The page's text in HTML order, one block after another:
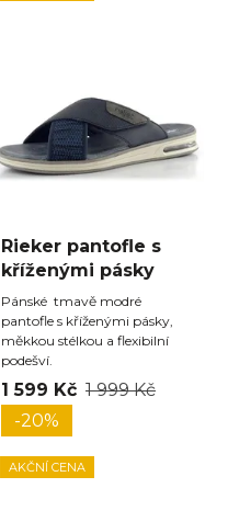
Rieker pantofle s
kříženými pásky
Pánské tmavě modré
pantofle s kříženými pásky,
měkkou stélkou a flexibilní
podešví.
1 599 Kč 1 999 Kč
-20%
AKČNÍ CENA